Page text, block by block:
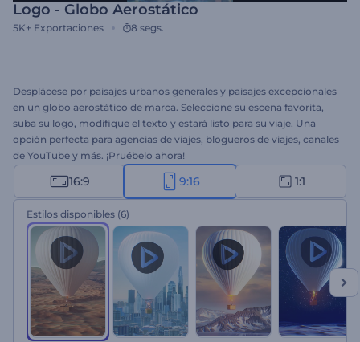
Logo - Globo Aerostático
5K+ Exportaciones 8 segs.
Desplácese por paisajes urbanos generales y paisajes excepcionales
en un globo aerostático de marca. Seleccione su escena favorita,
suba su logo, modifique el texto y estará listo para su viaje. Una
opción perfecta para agencias de viajes, blogueros de viajes, canales
de YouTube y más. ¡Pruébelo ahora!
16:9 9:16 1:1
Estilos disponibles (6)